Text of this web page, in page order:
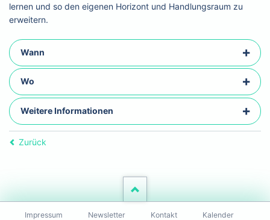
lernen und so den eigenen Horizont und Handlungsraum zu
erweitern.
Wann
Wo
Weitere Informationen
Zurück
Navigation
Impressum Newsletter Kontakt Kalender